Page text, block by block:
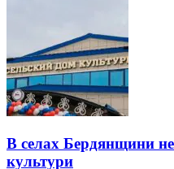
В селах Бердянщини не
культури